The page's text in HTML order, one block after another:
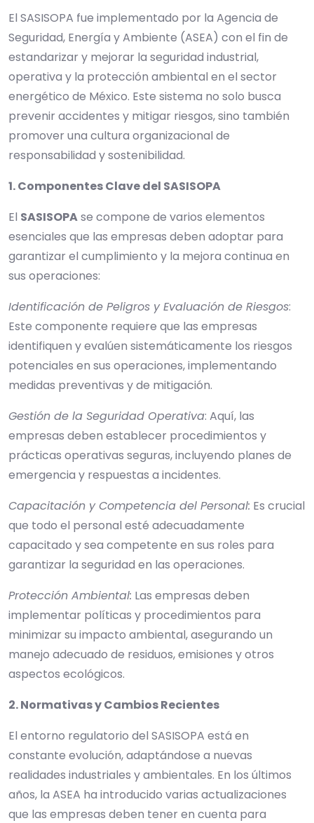
El SASISOPA fue implementado por la Agencia de
Seguridad, Energía y Ambiente (ASEA) con el fin de
estandarizar y mejorar la seguridad industrial,
operativa y la protección ambiental en el sector
energético de México. Este sistema no solo busca
prevenir accidentes y mitigar riesgos, sino también
promover una cultura organizacional de
responsabilidad y sostenibilidad.
1. Componentes Clave del SASISOPA
El SASISOPAse compone de varios elementos
esenciales que las empresas deben adoptar para
garantizar el cumplimiento y la mejora continua en
sus operaciones:
Identificación de Peligros y Evaluación de Riesgos:
Este componente requiere que las empresas
identifiquen y evalúen sistemáticamente los riesgos
potenciales en sus operaciones, implementando
medidas preventivas y de mitigación.
Gestión de la Seguridad Operativa: Aquí, las
empresas deben establecer procedimientos y
prácticas operativas seguras, incluyendo planes de
emergencia y respuestas a incidentes.
Capacitación y Competencia del Personal: Es crucial
que todo el personal esté adecuadamente
capacitado y sea competente en sus roles para
garantizar la seguridad en las operaciones.
Protección Ambiental: Las empresas deben
implementar políticas y procedimientos para
minimizar su impacto ambiental, asegurando un
manejo adecuado de residuos, emisiones y otros
aspectos ecológicos.
2. Normativas y Cambios Recientes
El entorno regulatorio del SASISOPA está en
constante evolución, adaptándose a nuevas
realidades industriales y ambientales. En los últimos
años, la ASEA ha introducido varias actualizaciones
que las empresas deben tener en cuenta para